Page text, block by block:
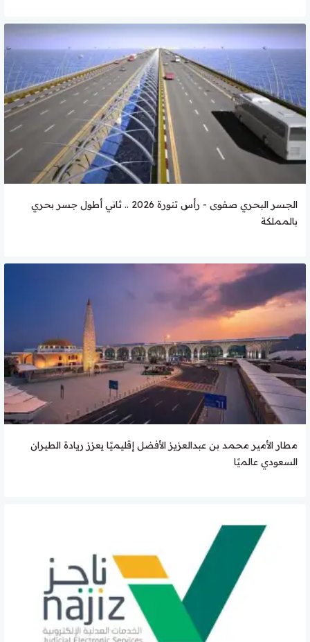
الجسر البحري صفوى - رأس تنورة 2026 .. ثاني أطول جسر بحري
بالمملكة
مطار الأمير محمد بن عبدالعزيز الأفضل إقليميًا يعزز ريادة الطيران
السعودي عالميًا